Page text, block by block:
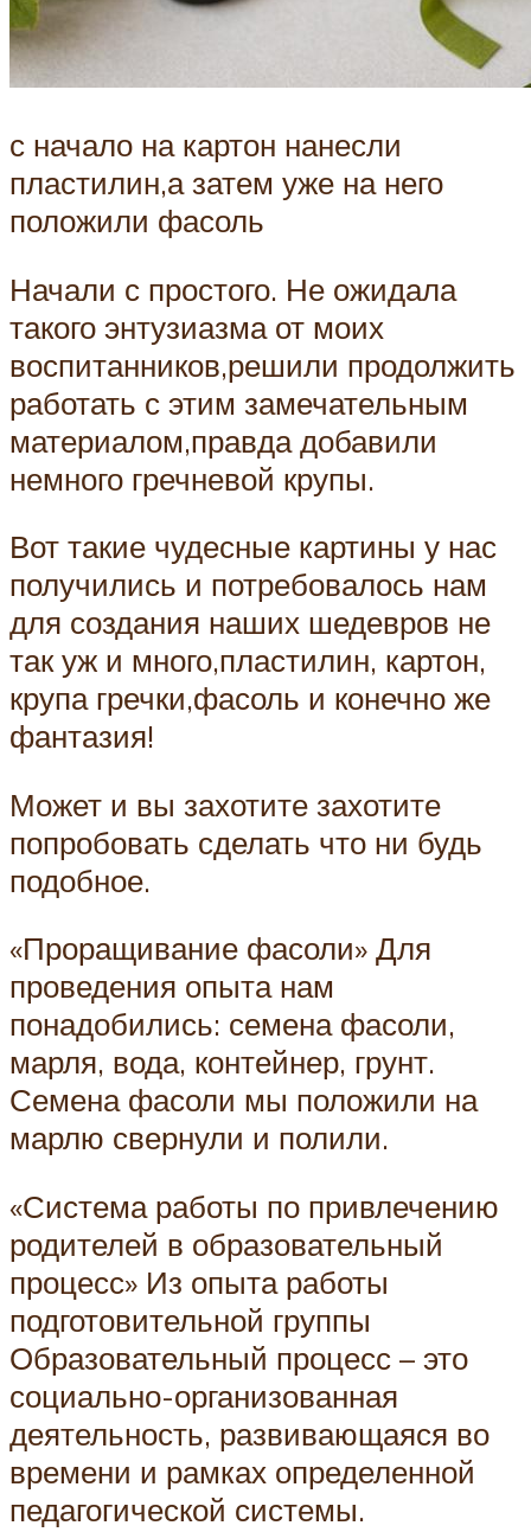
с начало на картон нанесли
пластилин,а затем уже на него
положили фасоль
Начали с простого. Не ожидала
такого энтузиазма от моих
воспитанников,решили продолжить
работать с этим замечательным
материалом,правда добавили
немного гречневой крупы.
Вот такие чудесные картины у нас
получились и потребовалось нам
для создания наших шедевров не
так уж и много,пластилин, картон,
крупа гречки,фасоль и конечно же
фантазия!
Может и вы захотите захотите
попробовать сделать что ни будь
подобное.
«Проращивание фасоли» Для
проведения опыта нам
понадобились: семена фасоли,
марля, вода, контейнер, грунт.
Семена фасоли мы положили на
марлю свернули и полили.
«Система работы по привлечению
родителей в образовательный
процесс» Из опыта работы
подготовительной группы
Образовательный процесс – это
социально-организованная
деятельность, развивающаяся во
времени и рамках определенной
педагогической системы.